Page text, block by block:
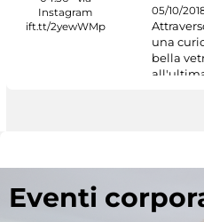
05/10/
una
bella
Eventi